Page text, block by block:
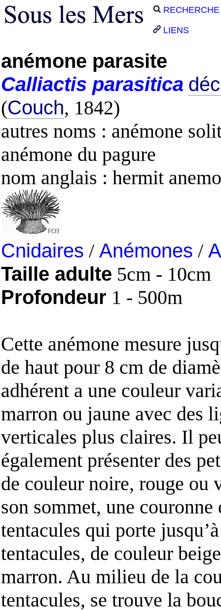
RECHERCHE
LIENS
anémone parasite
Calliactis parasitica
(Couch, 1842)
autres noms : anémone
anémone du pagure
nom anglais : hermit
Cnidaires / Anémones /
Taille adulte 5cm - 10cm
Profondeur 1 - 500m
Cette anémone mesure
de haut pour 8 cm de
adhérent a une couleur
marron ou jaune avec des
verticales plus claires. Il
également présenter des
de couleur noire, rouge ou
son sommet, une couronne
tentacules qui porte
tentacules, de couleur
marron. Au milieu de la
tentacules, se trouve la